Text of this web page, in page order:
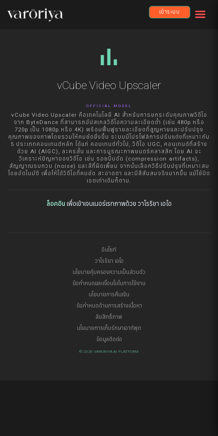
เข้าระบบ
bar_chart
vCube Video Upscaler
OFFICIAL MODEL
vCube Video Upscaler คือเทคโนโลยี AI สำหรับการยกระดับคุณภาพวิดีโอ
จาก ByteDance ที่สามารถอัปสเกลวิดีโอความละเอียดต่ำ (เช่น 480p หรือ
720p เป็น 1080p หรือ 4K) พร้อมฟื้นฟูรายละเอียดที่สูญหายและปรับปรุง
คุณภาพของภาพโดยรวมให้คมชัดยิ่งขึ้น ระบบมีโปรไฟล์การปรับแต่งที่เหมาะกับ
5 ประเภทคอนเทนต์หลัก ได้แก่ คอนเทนต์ทั่วไป, วิดีโอ UGC, คอนเทนต์ที่สร้าง
ด้วย AI (AIGC), ละครสั้น และการบูรณะภาพยนตร์คลาสสิก โดย AI จะ
วิเคราะห์ปัญหาของวิดีโอ เช่น รอยบีบอัด (compression artifacts),
สัญญาณรบกวน (noise) และสีที่ผิดเพี้ยน จากนั้นเลือกวิธีปรับปรุงที่เหมาะสม
โดยอัตโนมัติ เพื่อให้ได้วิดีโอที่คมชัด สะอาดตา และมีสีสันสมจริงมากขึ้น แม้ใช้บิต
เรตเท่าเดิมก็ตาม.
ล็อคอิน เพื่อเข้าเจนเนอร์เรทภาพด้วย วาโรริยา เอไอ
อินไซท์
วาโรริยา เอไอ
นโยบายคุ้มครองความเป็นส่วนตัว
ข้อกำหนดและเงื่อนไขในการใช้งาน
นโยบายการคืนเงิน
ข้อกำหนดด้านการสร้างเนื้อหา
ลิขสิทธิ์ภาพ
นโยบายการเก็บรักษาเอาท์พุต
ข้อมูลติดต่อ
© 2026 VARORIYA AI PLATFORM